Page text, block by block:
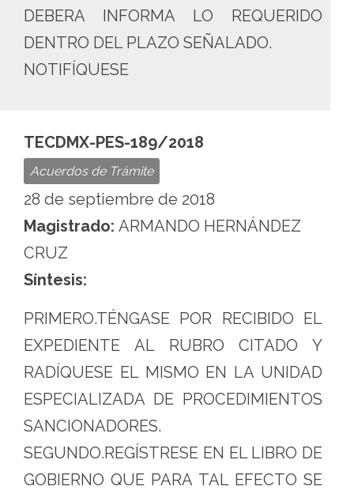
DEBERA INFORMA LO REQUERIDO
DENTRO DEL PLAZO SEÑALADO.
NOTIFÍQUESE
TECDMX-PES-189/2018
Acuerdos de Trámite
28 de septiembre de 2018
Magistrado: ARMANDO HERNÁNDEZ
CRUZ
Síntesis:
PRIMERO.TÉNGASE POR RECIBIDO EL
EXPEDIENTE AL RUBRO CITADO Y
RADÍQUESE EL MISMO EN LA UNIDAD
ESPECIALIZADA DE PROCEDIMIENTOS
SANCIONADORES.
SEGUNDO.REGÍSTRESE EN EL LIBRO DE
GOBIERNO QUE PARA TAL EFECTO SE